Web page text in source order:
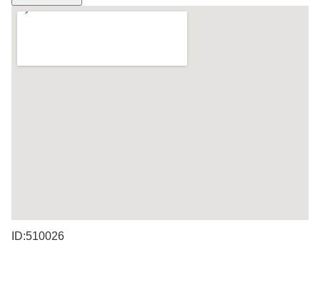
ID:510026